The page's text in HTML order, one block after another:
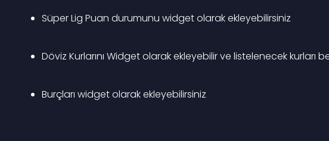
Süper Lig Puan durumunu widget olarak ekleyebilirsiniz
Döviz Kurlarını Widget olarak ekleyebilir ve listelenecek kurları
Burçları widget olarak ekleyebilirsiniz